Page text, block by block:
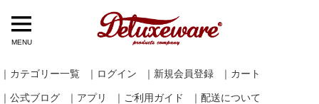
MENU
｜カテゴリー一覧 ｜ログイン ｜新規会員登録 ｜カート
｜公式ブログ ｜アプリ ｜ご利用ガイド ｜配送について